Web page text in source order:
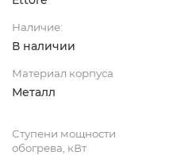
Наличие:
В наличии
Материал корпуса
Металл
Ступени мощности
обогрева, кВт